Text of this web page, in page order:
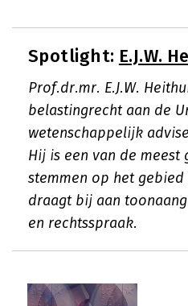
Spotlight: E.J.W.
Prof.dr.mr. E.J.W.
belastingrecht aan de
wetenschappelijk
Hij is een van de meest
stemmen op het
draagt bij aan
en rechtsspraak.